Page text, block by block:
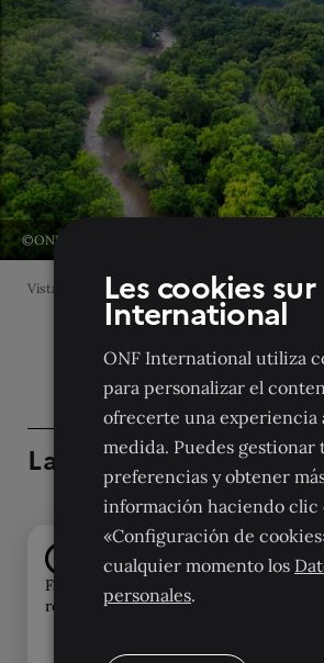
©ONF INTERNATIONAL
Vista de la selva amazónica durante la misión
Las fases principales
Fase de alcance y
revisión bibliográfica
2
Les cookies
International
ONF International utiliza
para personalizar el
ofrecerte una experiencia
medida. Puedes gestionar
preferencias y obtener
información haciendo clic
«Configuración de
cualquier momento los
personales.